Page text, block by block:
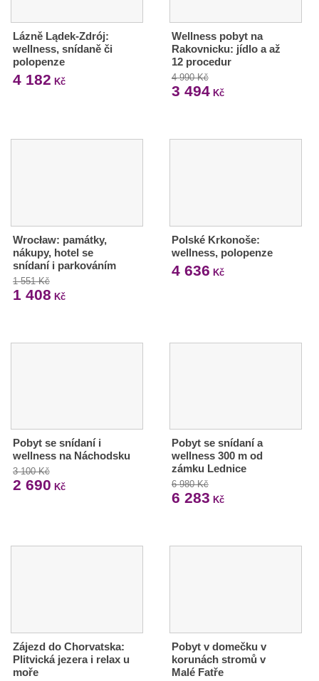
Lázně Lądek-Zdrój:
wellness, snídaně či
polopenze
4 182 Kč
Wellness pobyt na
Rakovnicku: jídlo a až
12 procedur
4 990 Kč
3 494Kč
Wrocław: památky,
nákupy, hotel se
snídaní i parkováním
1 551 Kč
1 408 Kč
Polské Krkonoše:
wellness, polopenze
4 636 Kč
Pobyt se snídaní i
wellness na Náchodsku
3 100 Kč
2 690 Kč
Pobyt se snídaní a
wellness 300 m od
zámku Lednice
6 980 Kč
6 283 Kč
Zájezd do Chorvatska:
Plitvická jezera i relax u
moře
Pobyt v domečku v
korunách stromů v
Malé Fatře